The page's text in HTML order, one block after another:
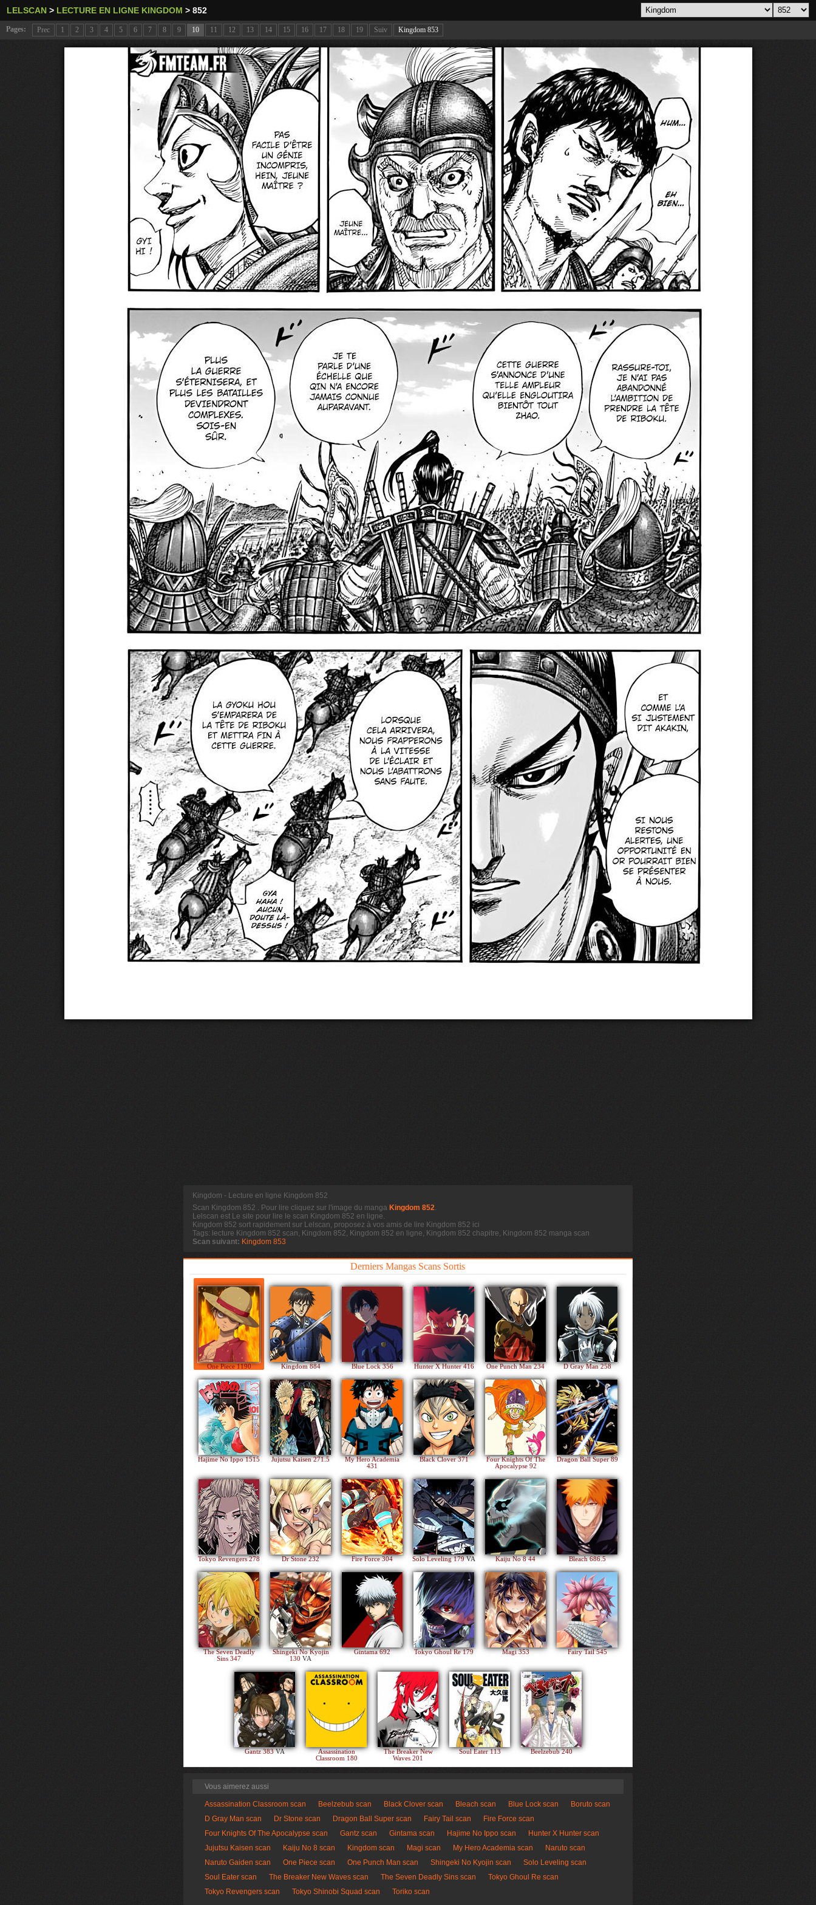
LELSCAN > LECTURE EN LIGNE KINGDOM > 852
Pages: Prec 1 2 3 4 5 6 7 8 9 10 11 12 13 14 15 16 17 18 19 Suiv Kingdom 853
Kingdom - Lecture en ligne Kingdom 852
Scan Kingdom 852 . Pour lire cliquez sur l'image du manga Kingdom 852.
Lelscan est Le site pour lire le scan Kingdom 852 en ligne.
Kingdom 852 sort rapidement sur Lelscan, proposez à vos amis de lire Kingdom 852 ici
Tags: lecture Kingdom 852 scan, Kingdom 852, Kingdom 852 en ligne, Kingdom 852 chapitre, Kingdom 852 manga scan
Scan suivant: Kingdom 853
Derniers Mangas Scans Sortis
One Piece 1190 Kingdom 884 Blue Lock 356 Hunter X Hunter 416 One Punch Man 234 D Gray Man 258
Hajime No Ippo 1515 Jujutsu Kaisen 271.5
My Hero Academia
431
Black Clover 371
Four Knights Of The
Apocalypse 92
Dragon Ball Super 89
Tokyo Revengers 278 Dr Stone 232 Fire Force 304 Solo Leveling 179VA Kaiju No 8 44 Bleach 686.5
The Seven Deadly
Sins 347
Shingeki No Kyojin
130 VA
Gintama 692 Tokyo Ghoul Re 179 Magi 353 Fairy Tail 545
Gantz 383VA
Assassination
Classroom 180
The Breaker New
Waves 201
Soul Eater 113 Beelzebub 240
Vous aimerez aussi
Assassination Classroom scan Beelzebub scan Black Clover scan Bleach scan Blue Lock scan
Boruto scan
D Gray Man scan
Dr Stone scan Dragon Ball Super scan Fairy Tail scan
Fire Force scan
Four Knights Of The Apocalypse scan
Gantz scan Gintama scan Hajime No Ippo scan
Hunter X Hunter scan
Jujutsu Kaisen scan
Kaiju No 8 scan Kingdom scan Magi scan My Hero Academia scan
Naruto scan
Naruto Gaiden scan
One Piece scan One Punch Man scan Shingeki No Kyojin scan
Solo Leveling scan
Soul Eater scan
The Breaker New Waves scan The Seven Deadly Sins scan
Tokyo Ghoul Re scan
Tokyo Revengers scan
Tokyo Shinobi Squad scan Toriko scan